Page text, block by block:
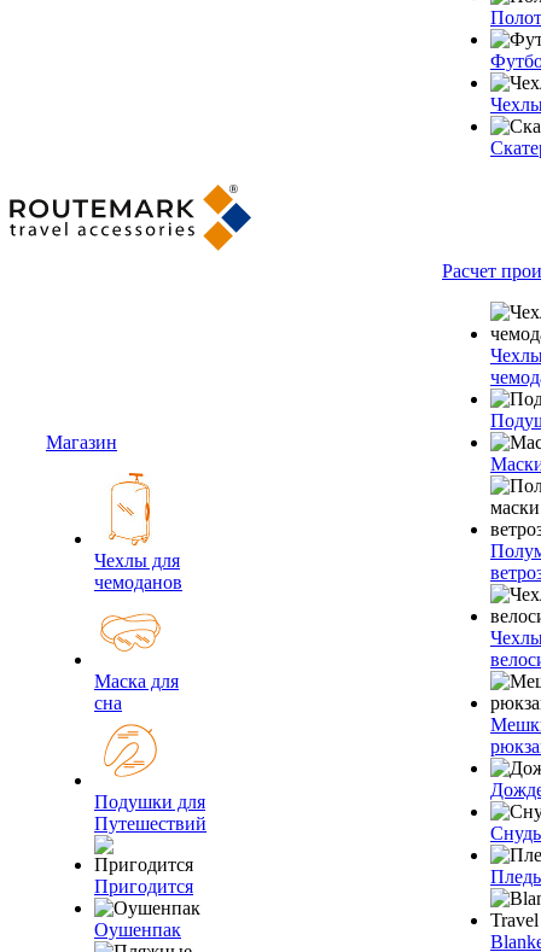
Магазин
Чехлы для
чемоданов
Маска для
сна
Подушки для
Путешествий
Пригодится
Оушенпак
Расчет